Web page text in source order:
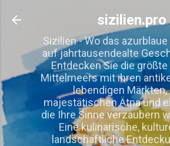
Direkt zum
sizilien.pro
Sizilien - Wo das
auf jahrtausendealte
Entdecken Sie die
Mittelmeers mit ihren
lebendigen Märkten,
majestätischen Ätna und
die Ihre Sinne verzaubern
Eine kulinarische,
landschaftliche